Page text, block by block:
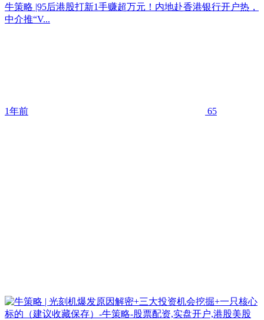
牛策略 |95后港股打新1手赚超万元！内地赴香港银行开户热，
中介推“V...
1年前 65